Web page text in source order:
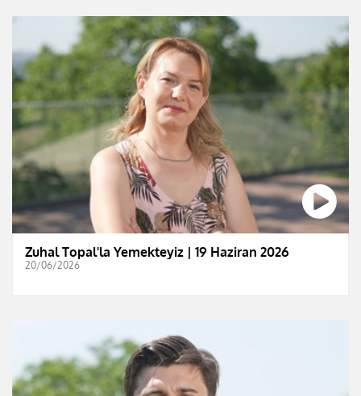
Zuhal Topal'la Yemekteyiz | 19 Haziran 2026
20/06/2026